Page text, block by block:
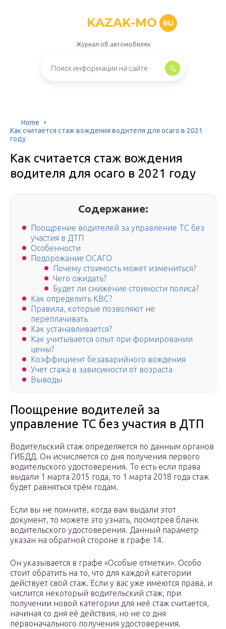
KAZAK-MO RU
Журнал об автомобилях
Home
Как считается стаж вождения водителя для осаго в 2021
году
Как считается стаж вождения
водителя для осаго в 2021 году
Содержание:
Поощрение водителей за управление ТС без
участия в ДТП
Особенности
Подорожание ОСАГО
Почему стоимость может измениться?
Чего ожидать?
Будет ли снижение стоимости полиса?
Как определить КВС?
Правила, которые позволяют не
переплачивать
Как устанавливается?
Как учитывается опыт при формировании
цены?
Коэффициент безаварийного вождения
Учет стажа в зависимости от возраста
Выводы
Поощрение водителей за
управление ТС без участия в ДТП
Водительский стаж определяется по данным органов
ГИБДД. Он исчисляется со дня получения первого
водительского удостоверения. То есть если права
выдали 1 марта 2015 года, то 1 марта 2018 года стаж
будет равняться трём годам.
Если вы не помните, когда вам выдали этот
документ, то можете это узнать, посмотрев бланк
водительского удостоверения. Данный параметр
указан на обратной стороне в графе 14.
Он указывается в графе «Особые отметки». Особо
стоит обратить на то, что для каждой категории
действует свой стаж. Если у вас уже имеются права, и
числится некоторый водительский стаж, при
получении новой категории для неё стаж считается,
начиная со дня её действия, но не со дня
первоначального получения удостоверения.